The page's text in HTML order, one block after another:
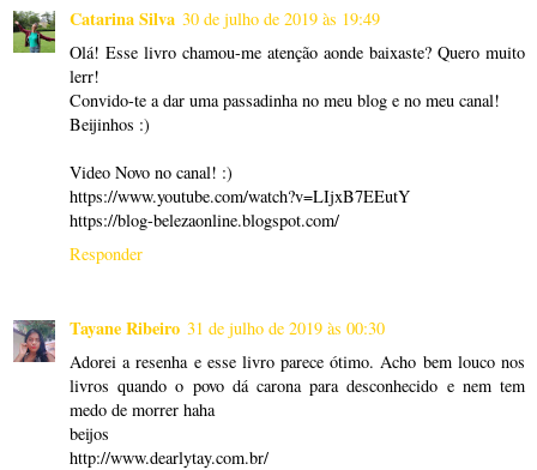
Catarina Silva 30 de julho de 2019 às 19:49
Olá! Esse livro chamou-me atenção aonde baixaste? Quero muito
lerr!
Convido-te a dar uma passadinha no meu blog e no meu canal!
Beijinhos :)
Video Novo no canal! :)
https://www.youtube.com/watch?v=LIjxB7EEutY
https://blog-belezaonline.blogspot.com/
Responder
Tayane Ribeiro 31 de julho de 2019 às 00:30
Adorei a resenha e esse livro parece ótimo. Acho bem louco nos
livros quando o povo dá carona para desconhecido e nem tem
medo de morrer haha
beijos
http://www.dearlytay.com.br/